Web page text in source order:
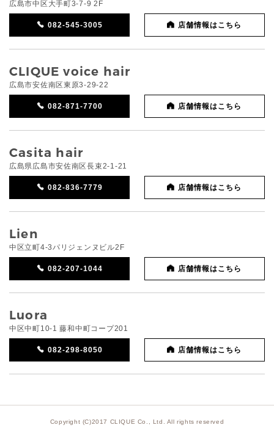
広島市中区大手町3-7-9 2F
082-545-3005 店舗情報はこちら
CLIQUE voice hair
広島市安佐南区東原3-29-22
082-871-7700 店舗情報はこちら
Casita hair
広島県広島市安佐南区長束2-1-21
082-836-7779 店舗情報はこちら
Lien
中区立町4-3パリジェンヌビル2F
082-207-1044 店舗情報はこちら
Luora
中区中町10-1 藤和中町コープ201
082-298-8050 店舗情報はこちら
Copyright (C)2017 CLIQUE Co., Ltd. All rights reserved